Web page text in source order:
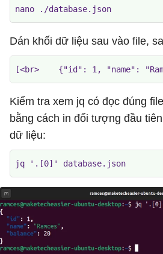
nano ./database.json
Dán khối dữ liệu sau vào file,
[<br>    {"id": 1, "name":
Kiểm tra xem jq có đọc đúng
bằng cách in đối tượng đầu
dữ liệu:
jq '.[0]' database.json